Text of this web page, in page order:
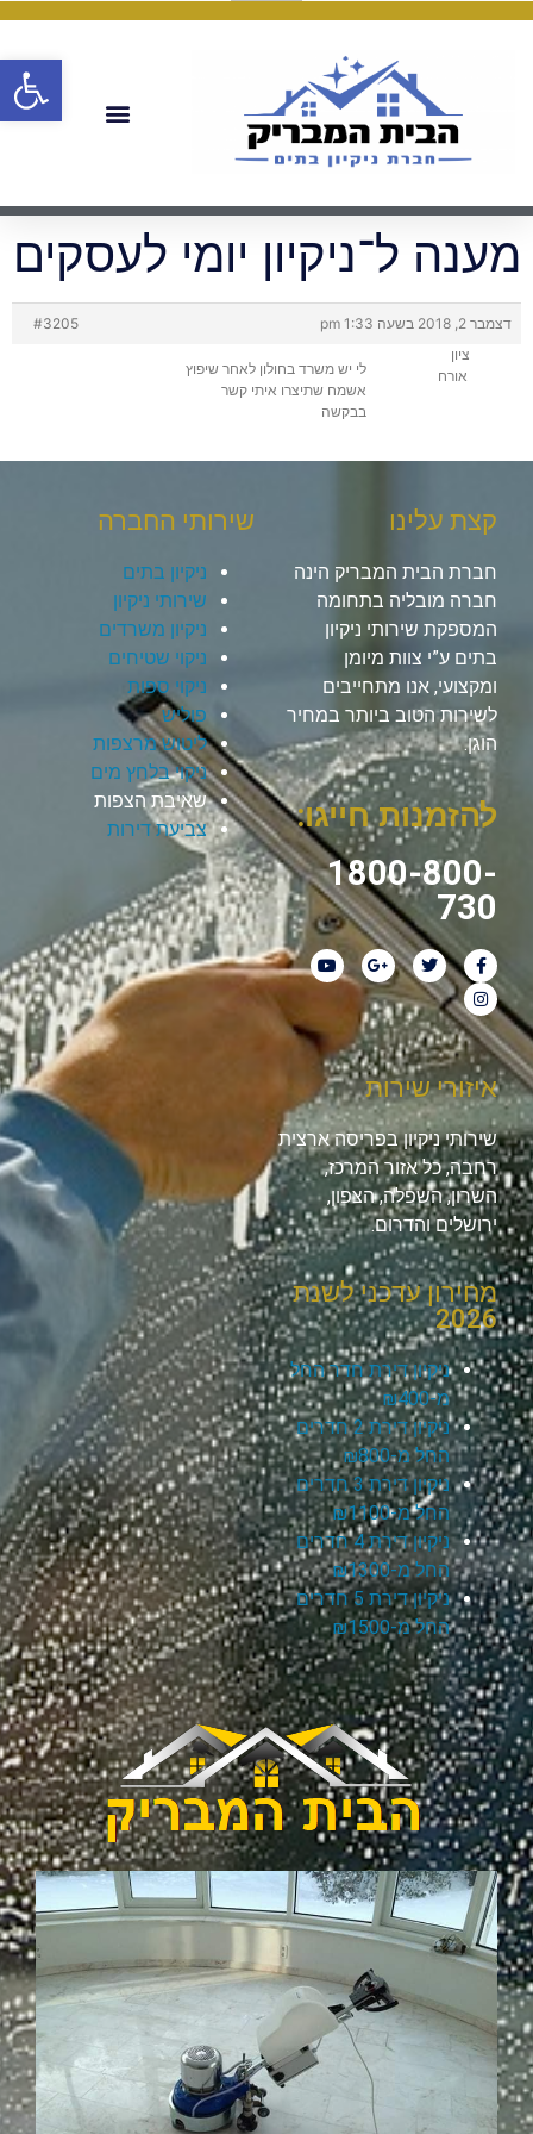
מענה ל־ניקיון יומי לעסקים
דצמבר 2, 2018 בשעה 1:33 pm
#3205
ציון
אורח
לי יש משרד בחולון לאחר שיפוץ
אשמח שתיצרו איתי קשר
בבקשה
קצת עלינו
חברת הבית המבריק הינה
חברה מובליה בתחומה
המספקת שירותי ניקיון
בתים ע”י צוות מיומן
ומקצועי, אנו מתחייבים
לשירות הטוב ביותר במחיר
הוגן.
להזמנות חייגו:
1800-800-
730
שירותי החברה
ניקיון בתים
שירותי ניקיון
ניקיון משרדים
ניקוי שטיחים
ניקוי ספות
פוליש
ליטוש מרצפות
ניקוי בלחץ מים
שאיבת הצפות
צביעת דירות
איזורי שירות
שירותי ניקיון בפריסה ארצית
רחבה, כל אזור המרכז,
השרון, השפלה, הצפון,
ירושלים והדרום.
מחירון עדכני לשנת
2026
ניקיון דירת חדר החל
מ-₪400
ניקיון דירת 2 חדרים
החל מ-₪800
ניקיון דירת 3 חדרים
החל מ-₪1100
ניקיון דירת 4 חדרים
החל מ-₪1300
ניקיון דירת 5 חדרים
החל מ-₪1500